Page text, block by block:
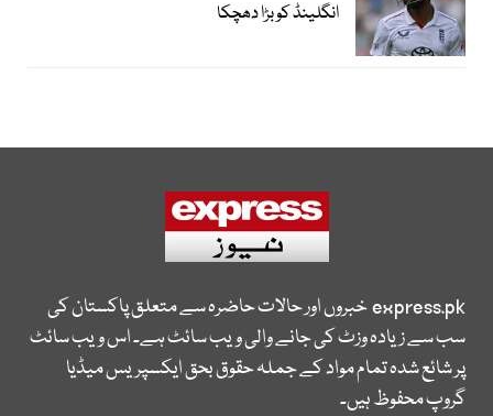
انگلینڈ کو بڑا دھچکا
express.pkخبروں اور حالات حاضرہ سے متعلق پاکستان کی
سب سے زیادہ وزٹ کی جانے والی ویب سائٹ ہے۔ اس ویب سائٹ
پر شائع شدہ تمام مواد کے جملہ حقوق بحق ایکسپریس میڈیا
گروپ محفوظ ہیں۔